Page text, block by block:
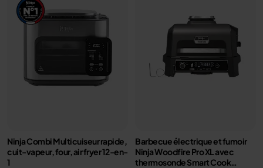
Ninja Combi Multicuiseur rapide,
cuit-vapeur, four, air fryer 12-en-
1
Barbecue électrique et fumoir
Ninja Woodfire Pro XL avec
thermosonde Smart Cook